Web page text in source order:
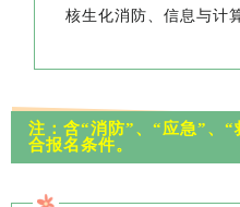
核生化消防、信息与计
注：含“消防”、“应急”、
合报名条件。